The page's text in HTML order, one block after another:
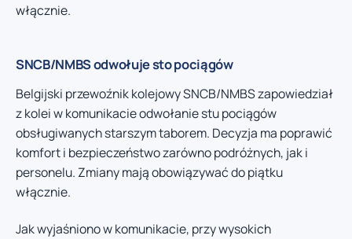
włącznie.
SNCB/NMBS odwołuje sto pociągów
Belgijski przewoźnik kolejowy SNCB/NMBS zapowiedział
z kolei w komunikacie odwołanie stu pociągów
obsługiwanych starszym taborem. Decyzja ma poprawić
komfort i bezpieczeństwo zarówno podróżnych, jak i
personelu. Zmiany mają obowiązywać do piątku
włącznie.
Jak wyjaśniono w komunikacie, przy wysokich